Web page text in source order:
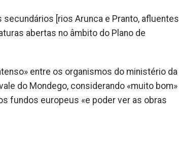
[rios Arunca e Pranto, afluentes
abertas no âmbito do Plano de
entre os organismos do ministério da
do Mondego, considerando «muito bom»
fundos europeus «e poder ver as obras